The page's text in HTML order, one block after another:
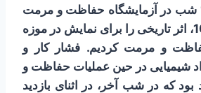
ساعت 8 صبح تا 11 شب در آزمایشگاه حفاظت و مرمت
قلعه فلک افلاک 105، اثر تاریخی را برای نمایش در موزه
و مرمت کردیم. فشار کار و
شیمیایی در حین عملیات حفاظت و
که در شب آخر، در اثنای بازدید